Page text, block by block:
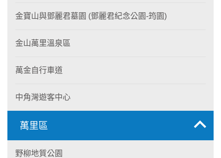
金寶山與鄧麗君墓園 (鄧麗君紀念公園-筠園)
金山萬里溫泉區
萬金自行車道
中角灣遊客中心
萬里區
野柳地質公園